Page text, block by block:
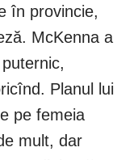
în provincie,
McKenna a
Planul lui
pe femeia
mult, dar